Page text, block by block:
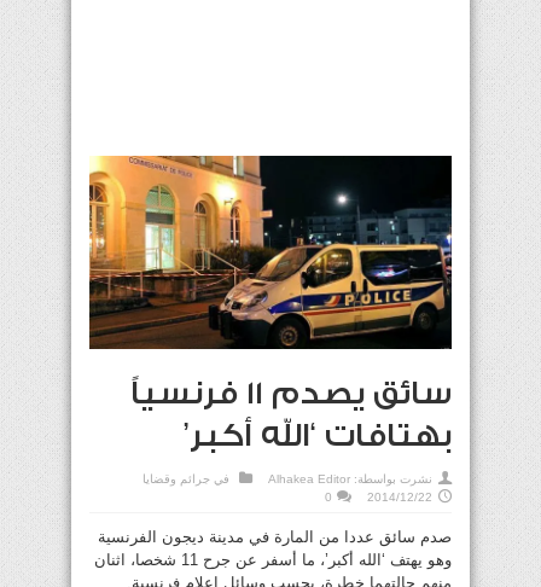
سائق يصدم 11 فرنسياً
بهتافات ‘الله أكبر’
نشرت بواسطة: Alhakea Editor في جرائم وقضايا
2014/12/22
0
صدم سائق عددا من المارة في مدينة ديجون الفرنسية
وهو يهتف ‘الله أكبر’، ما أسفر عن جرح 11 شخصا، اثنان
منهم حالتهما خطرة، بحسب وسائل إعلام فرنسية.